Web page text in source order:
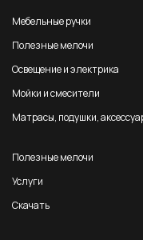
Мебельные ручки
Полезные мелочи
Освещение и электрика
Мойки и смесители
Матрасы, подушки,
Полезные мелочи
Услуги
Скачать